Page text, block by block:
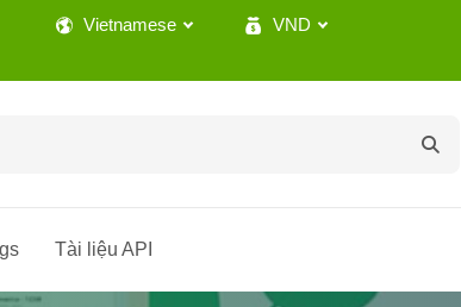
Vietnamese VND
Tài liệu API